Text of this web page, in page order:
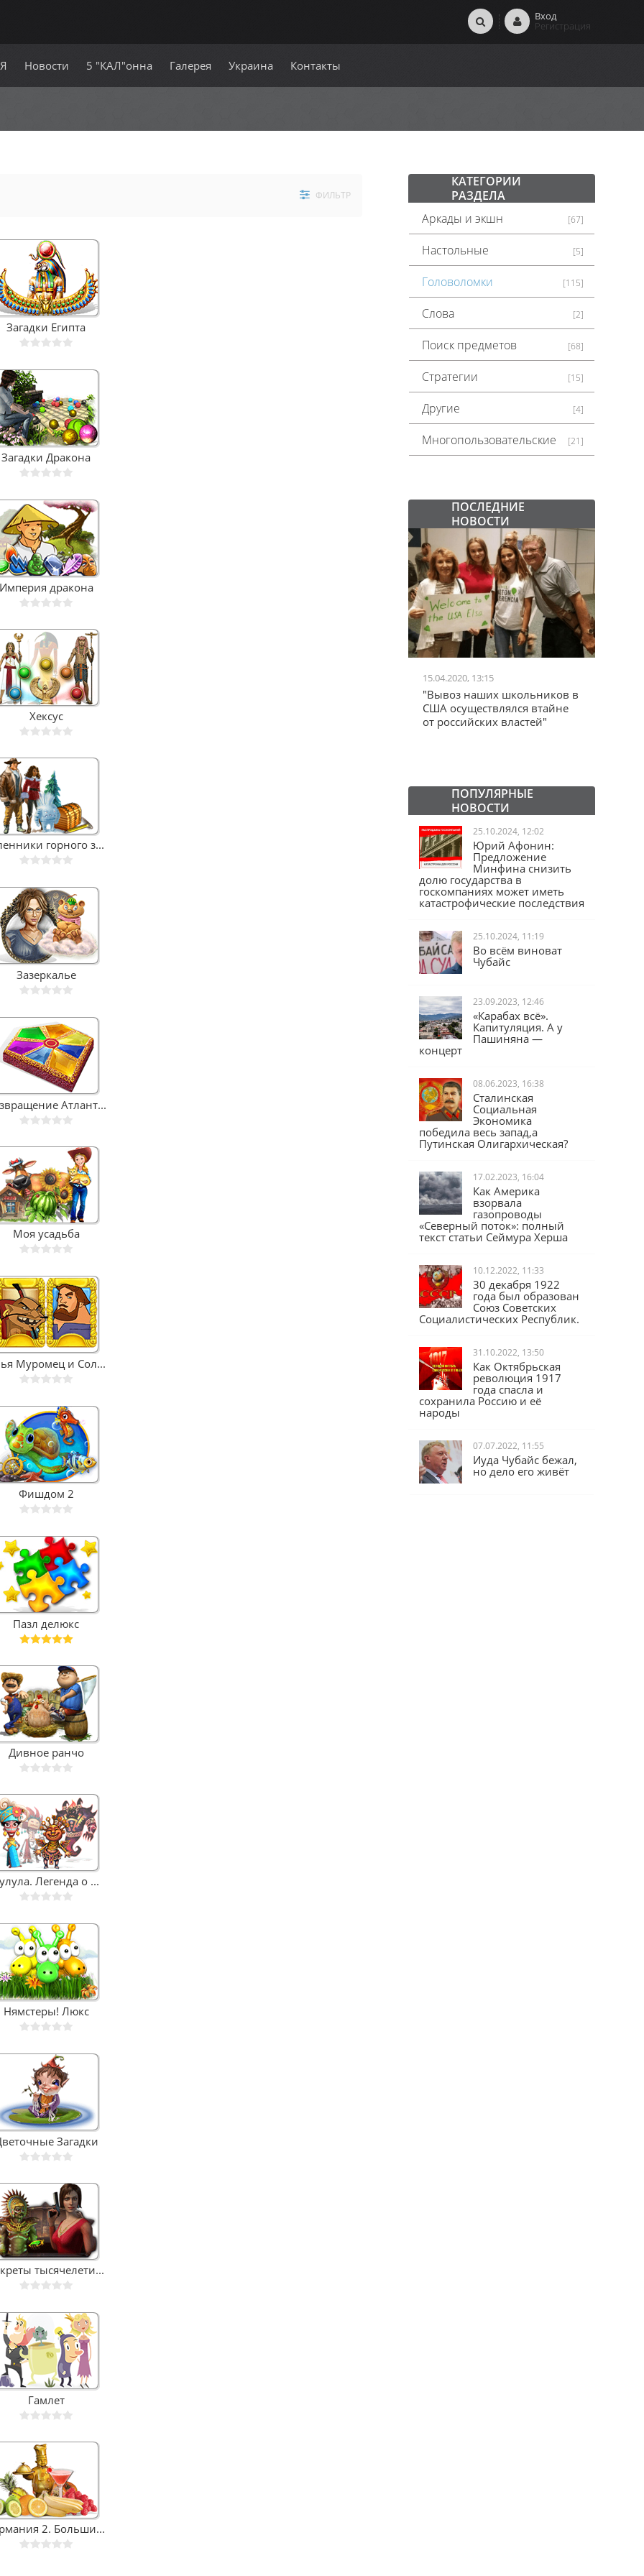
Вход
Регистрация
Новости 5 "КАЛ"онна Галерея Украина Контакты
ФИЛЬТР
Загадки Египта
Загадки Дракона
дракона
Хексус
горного з...
Зазеркалье
Атлант...
Моя усадьба
Муромец и Сол...
Фишдом 2
Пазл делюкс
Дивное ранчо
Легенда о ...
Нямстеры! Люкс
Загадки
тысячелети...
Гамлет
2. Больши...
КАТЕГОРИИ
РАЗДЕЛА
Аркады и экшн
[67]
Настольные [5]
Головоломки [115]
Слова [2]
Поиск предметов [68]
Стратегии [15]
Другие [4]
Многопользовательские [21]
ПОСЛЕДНИЕ
НОВОСТИ
"Вывоз наших школьников в
США осуществлялся втайне
от российских властей"
"Железный занавес"
Черчилля, план
дальше что? "Железный
ПОПУЛЯРНЫЕ
НОВОСТИ
25.10.2024, 12:02
Юрий Афонин:
Предложение
Минфина снизить
долю государства в
госкомпаниях может иметь
катастрофические последствия
25.10.2024, 11:19
Во всём виноват
Чубайс
23.09.2023, 12:46
«Карабах всё».
Капитуляция. А у
Пашиняна —
концерт
08.06.2023, 16:38
Сталинская
Социальная
Экономика
победила весь запад,а
Путинская Олигархическая?
17.02.2023, 16:04
Как Америка
взорвала
газопроводы
«Северный поток»: полный
текст статьи Сеймура Херша
10.12.2022, 11:33
30 декабря 1922
года был образован
Союз Советских
Социалистических Республик.
31.10.2022, 13:50
Как Октябрьская
революция 1917
года спасла и
сохранила Россию и её
народы
07.07.2022, 11:55
Иуда Чубайс бежал,
но дело его живёт